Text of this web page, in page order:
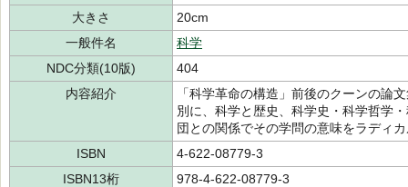
大きさ
20cm
一般件名
科学
NDC分類(10版)
404
内容紹介
「科学革命の構造」前後のクーンの論
別に、科学と歴史、科学史・科学哲学
団との関係でその学問の意味をラディ
ISBN
4-622-08779-3
ISBN13桁
978-4-622-08779-3